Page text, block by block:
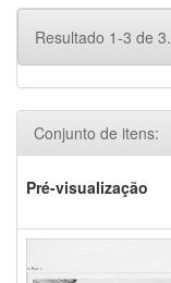
Resultado 1-3 de 3.
Conjunto de itens:
Pré-visualização